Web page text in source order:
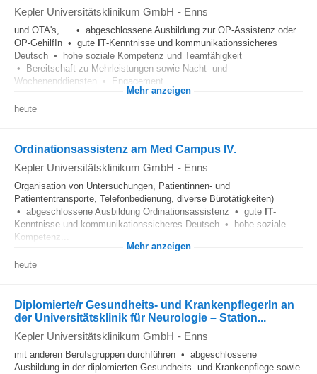
Kepler Universitätsklinikum GmbH - Enns
und OTA's, ... • abgeschlossene Ausbildung zur OP-Assistenz oder
OP-GehilfIn • gute IT-Kenntnisse und kommunikationssicheres
Deutsch • hohe soziale Kompetenz und Teamfähigkeit
• Bereitschaft zu Mehrleistungen sowie Nacht- und
Wochenenddiensten • Engagement...
Mehr anzeigen
heute
Ordinationsassistenz am Med Campus IV.
Kepler Universitätsklinikum GmbH - Enns
Organisation von Untersuchungen, Patientinnen- und
Patiententransporte, Telefonbedienung, diverse Bürotätigkeiten)
• abgeschlossene Ausbildung Ordinationsassistenz • gute IT-
Kenntnisse und kommunikationssicheres Deutsch • hohe soziale
Kompetenz...
Mehr anzeigen
heute
Diplomierte/r Gesundheits- und KrankenpflegerIn an
der Universitätsklinik für Neurologie – Station...
Kepler Universitätsklinikum GmbH - Enns
mit anderen Berufsgruppen durchführen • abgeschlossene
Ausbildung in der diplomierten Gesundheits- und Krankenpflege sowie